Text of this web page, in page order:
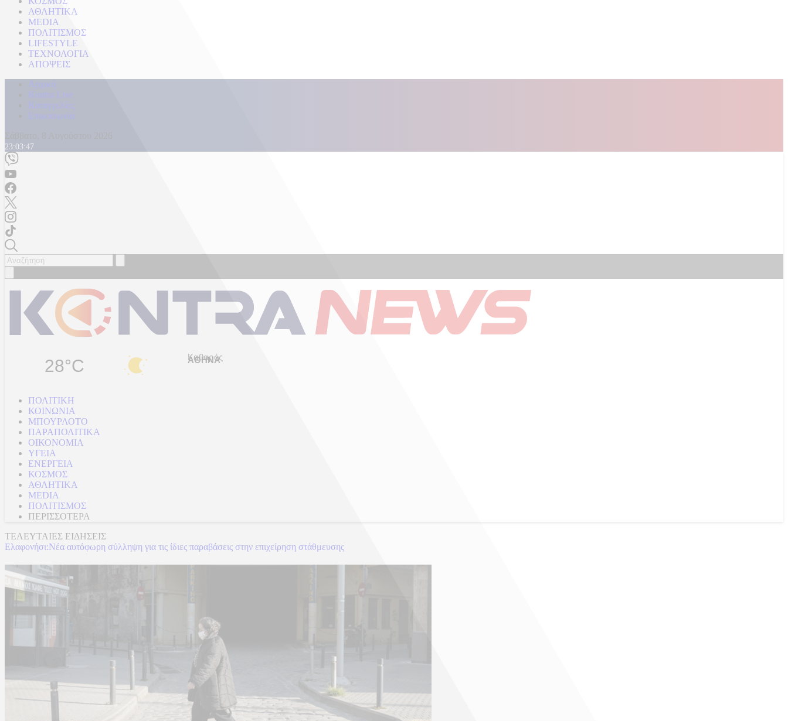
ΑΘΛΗΤΙΚΑ
MEDIA
ΠΟΛΙΤΙΣΜΟΣ
LIFESTYLE
ΤΕΧΝΟΛΟΓΙΑ
ΑΠΟΨΕΙΣ
Αρχική
Kontra Live
Καταγγελίες
Επικοινωνία
23:03:50
28°C Καθαρός
ΠΟΛΙΤΙΚΗ
ΚΟΙΝΩΝΙΑ
ΜΠΟΥΡΛΟΤΟ
ΠΑΡΑΠΟΛΙΤΙΚΑ
ΟΙΚΟΝΟΜΙΑ
ΥΓΕΙΑ
ΕΝΕΡΓΕΙΑ
ΚΟΣΜΟΣ
ΑΘΛΗΤΙΚΑ
MEDIA
ΠΟΛΙΤΙΣΜΟΣ
ΠΕΡΙΣΣΟΤΕΡΑ
ΤΕΛΕΥΤΑΙΕΣ ΕΙΔΗΣΕΙΣ
Ελαφονήσι:Νέα αυτόφωρη σύλληψη για τις ίδιες παραβάσεις στην επιχείρηση στάθμευσης